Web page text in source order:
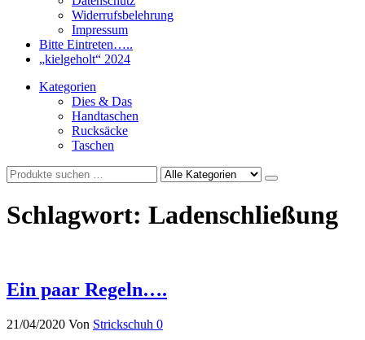
Widerrufsbelehrung
Impressum
Bitte Eintreten…..
„kielgeholt“ 2024
Kategorien
Dies & Das
Handtaschen
Rucksäcke
Taschen
Schlagwort: Ladenschließung
Ein paar Regeln….
21/04/2020 Von Strickschuh 0